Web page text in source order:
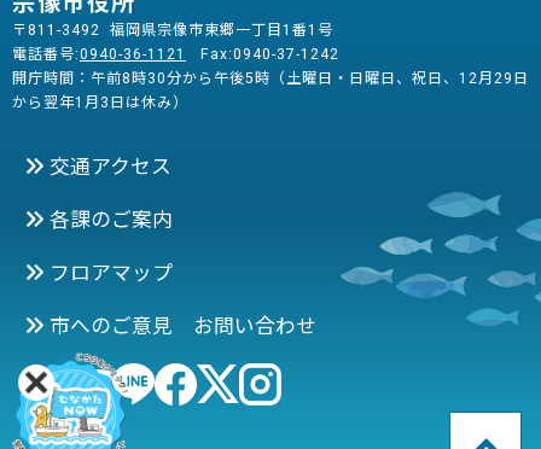
〒811-3492 福岡県宗像市東郷一丁目1番1号
電話番号:0940-36-1121
Fax:0940-37-1242
開庁時間：午前8時30分から午後5時（土曜日・日曜日、祝日、12月29日
から翌年1月3日は休み）
交通アクセス
各課のご案内
フロアマップ
市へのご意見 お問い合わせ